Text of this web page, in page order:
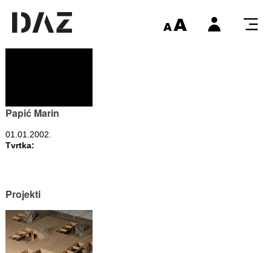
Papić Marin
01.01.2002.
Tvrtka:
Projekti